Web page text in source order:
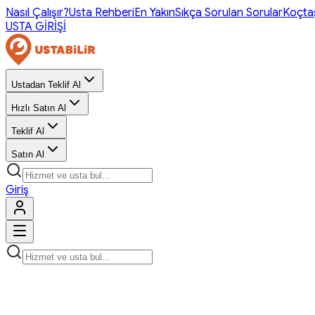
Nasıl Çalışır?Usta RehberiEn YakınSıkça Sorulan Sorular
USTA GİRİŞİ
Ustadan Teklif Al
Hızlı Satın Al
Teklif Al
Satın Al
Giriş